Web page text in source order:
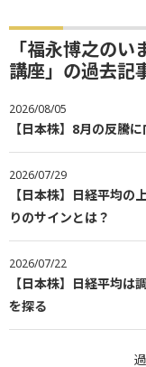
「福永博之の
講座」の過去記
2026/08/05
【日本株】8月の反騰
2026/07/29
【日本株】日経平均の
りのサインとは？
2026/07/22
【日本株】日経平均は
を探る